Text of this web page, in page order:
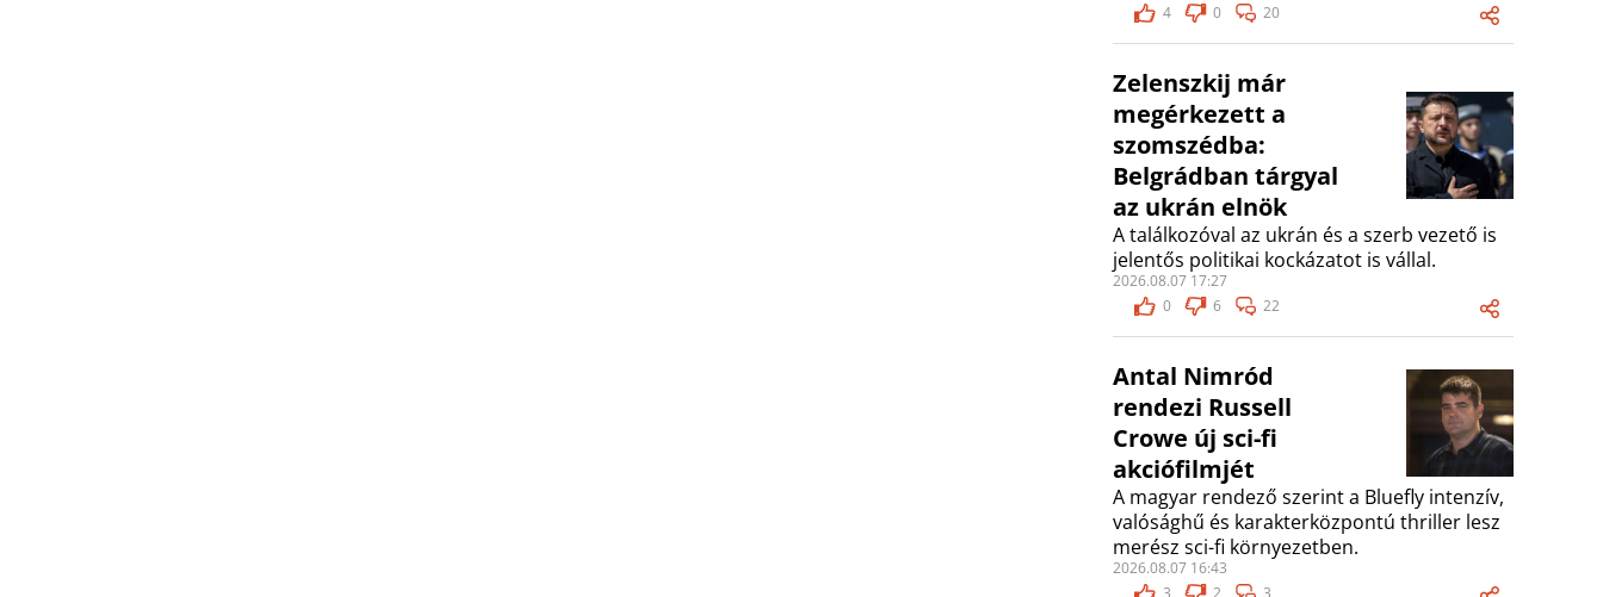
4
0 20
Zelenszkij már
megérkezett a
szomszédba:
Belgrádban tárgyal
az ukrán elnök
A találkozóval az ukrán és a szerb vezető is
jelentős politikai kockázatot is vállal.
2026.08.07 17:27
0
6 22
Antal Nimród
rendezi Russell
Crowe új sci-fi
akciófilmjét
A magyar rendező szerint a Bluefly intenzív,
valósághű és karakterközpontú thriller lesz
merész sci-fi környezetben.
2026.08.07 16:43